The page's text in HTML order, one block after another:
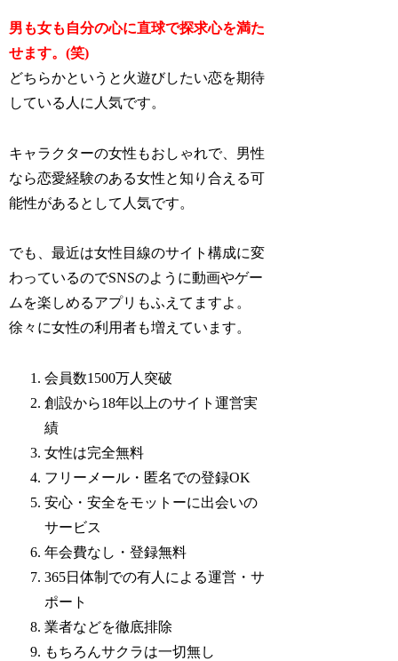
男も女も自分の心に直球で探求心を満た
せます。(笑)
どちらかというと火遊びしたい恋を期待
している人に人気です。
キャラクターの女性もおしゃれで、男性
なら恋愛経験のある女性と知り合える可
能性があるとして人気です。
でも、最近は女性目線のサイト構成に変
わっているのでSNSのように動画やゲー
ムを楽しめるアプリもふえてますよ。
徐々に女性の利用者も増えています。
会員数1500万人突破
創設から18年以上のサイト運営実
績
女性は完全無料
フリーメール・匿名での登録OK
安心・安全をモットーに出会いの
サービス
年会費なし・登録無料
365日体制での有人による運営・サ
ポート
業者などを徹底排除
もちろんサクラは一切無し